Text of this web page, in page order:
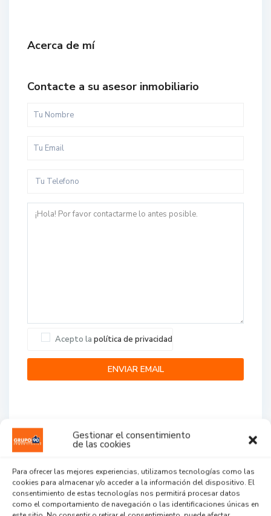
Gestionar el consentimiento
de las cookies
Para ofrecer las mejores experiencias, utilizamos tecnologías como las
cookies para almacenar y/o acceder a la información del dispositivo. El
consentimiento de estas tecnologías nos permitirá procesar datos
como el comportamiento de navegación o las identificaciones únicas en
Acerca de mí
Contacte a su asesor inmobiliario
Acepto la política de privacidad
...